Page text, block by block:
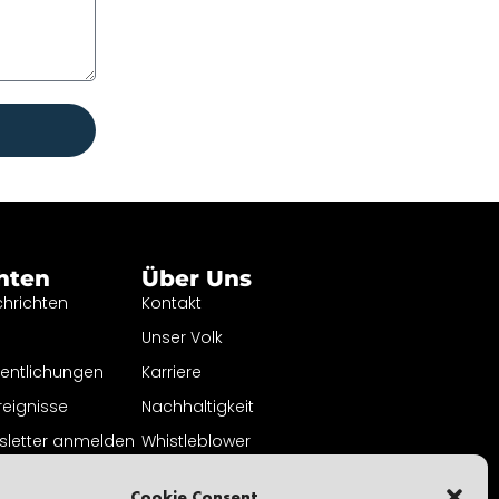
anmelden
Über Uns
Kontakt
Unser Volk
Karriere
Nachhaltigkeit
Whistleblower